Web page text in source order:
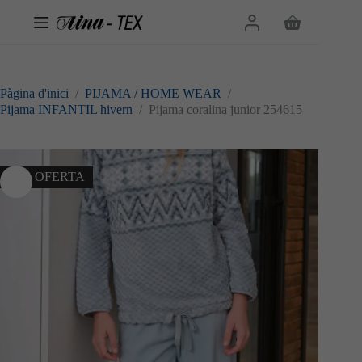
Cistella
Pàgina d'inici / PIJAMA / HOME WEAR /
Pijama INFANTIL hivern / Pijama coralina junior 254615
20% OFERTA